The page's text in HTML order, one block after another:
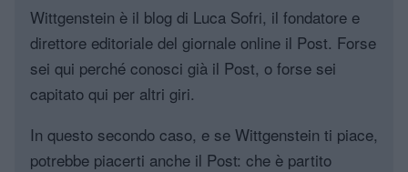
Wittgenstein è il blog di Luca Sofri, il fondatore e
direttore editoriale del giornale online il Post. Forse
sei qui perché conosci già il Post, o forse sei
capitato qui per altri giri.
In questo secondo caso, e se Wittgenstein ti piace,
potrebbe piacerti anche il Post: che è partito